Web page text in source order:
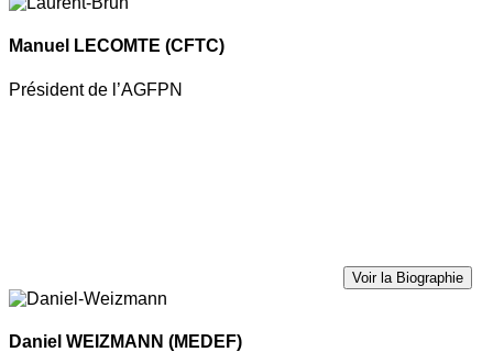
Manuel LECOMTE (CFTC)
Président de l’AGFPN
Voir la Biographie
Daniel WEIZMANN (MEDEF)